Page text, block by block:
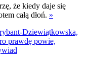
że kiedy daje się
całą dłoń. »
Dziewiątkowska,
prawdę powie,